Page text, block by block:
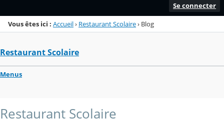
Se connecter
Vous êtes ici : Accueil› Restaurant Scolaire› Blog
Restaurant Scolaire
Menus
Restaurant Scolaire